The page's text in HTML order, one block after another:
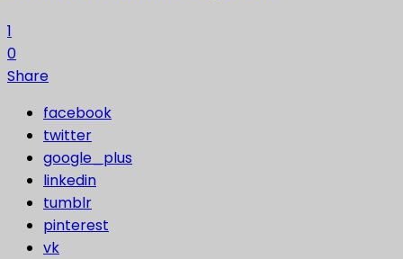
1
0
Share
facebook
twitter
google_plus
linkedin
tumblr
pinterest
vk